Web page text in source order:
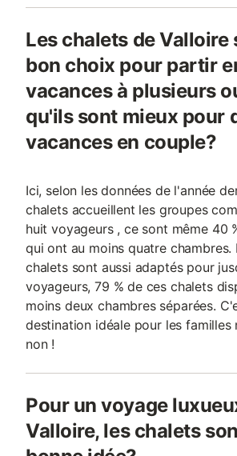
Les chalets de
bon choix pour partir
vacances à plusieurs
qu'ils sont mieux pour
vacances en couple?
Ici, selon les données de l'année
chalets accueillent les groupes
huit voyageurs , ce sont même 40
qui ont au moins quatre chambres.
chalets sont aussi adaptés pour
voyageurs, 79 % de ces chalets
moins deux chambres séparées.
destination idéale pour les familles
non !
Pour un voyage
Valloire, les chalets